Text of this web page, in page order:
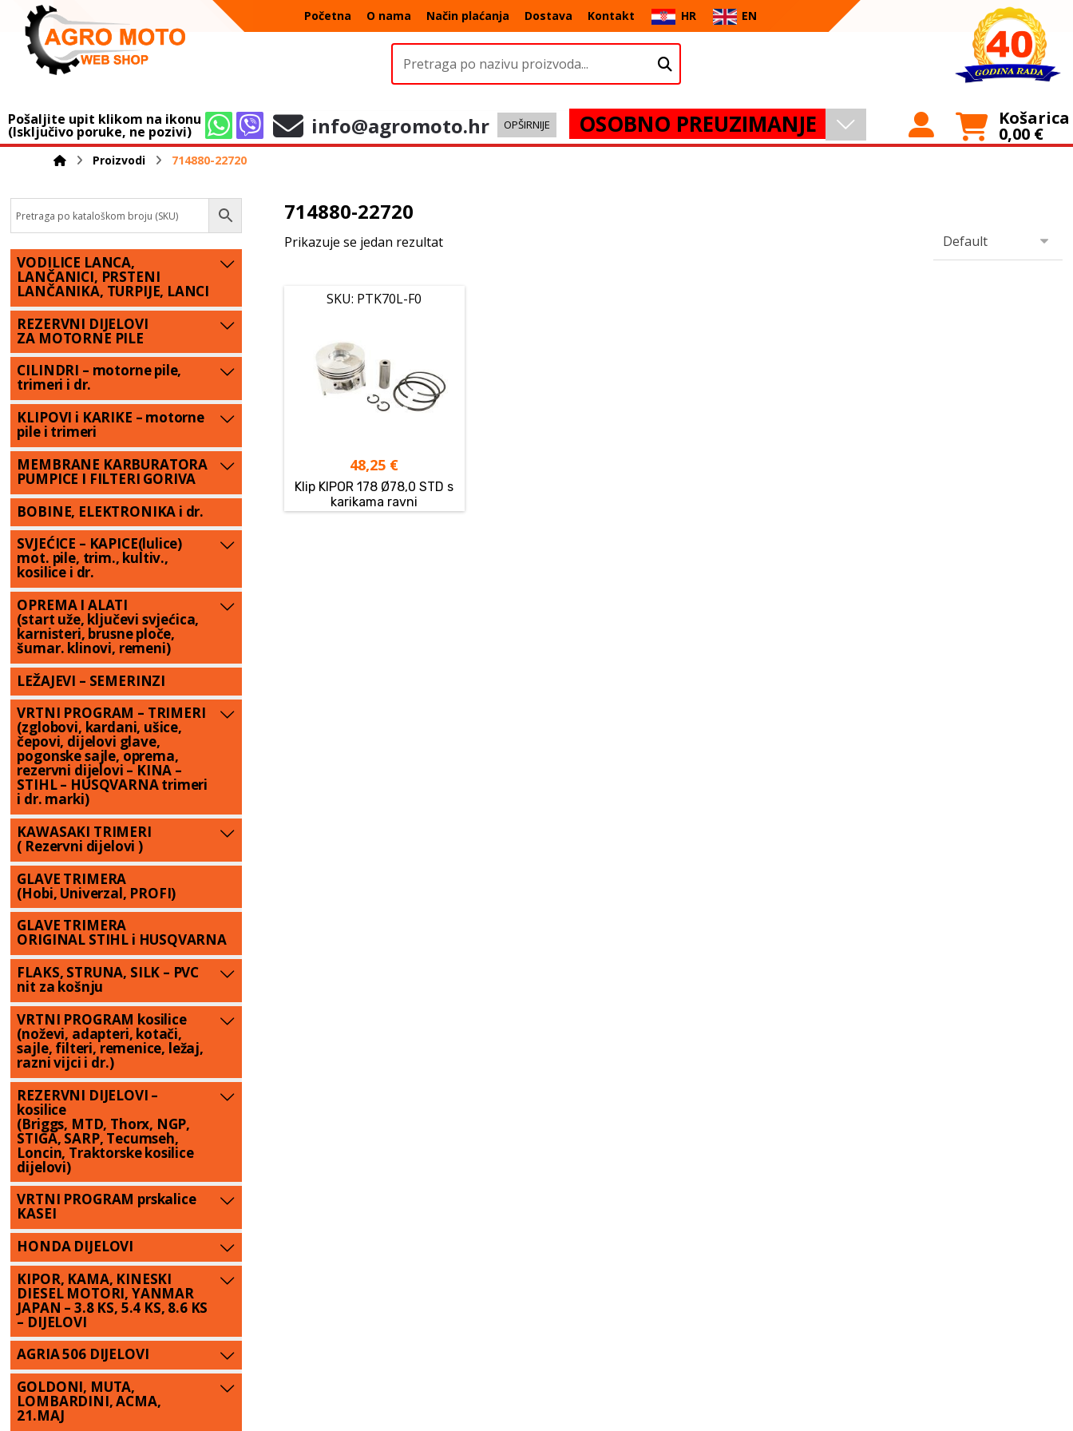
Početna O nama Način plaćanja Dostava Kontakt HR EN
Pošaljite upit klikom na ikonu
(Isključivo poruke, ne pozivi) info@agromoto.hr OPŠIRNIJE OSOBNO PREUZIMANJE Košarica
0,00 €
Proizvodi 714880-22720
714880-22720
Prikazuje se jedan rezultat
SKU: PTK70L-F0
48,25 €
Klip KIPOR 178 Ø78,0 STD s
karikama ravni
VODILICE LANCA,
LANČANICI, PRSTENI
LANČANIKA, TURPIJE, LANCI
REZERVNI DIJELOVI
ZA MOTORNE PILE
CILINDRI – motorne pile,
trimeri i dr.
KLIPOVI i KARIKE – motorne
pile i trimeri
MEMBRANE KARBURATORA
PUMPICE I FILTERI GORIVA
BOBINE, ELEKTRONIKA i dr.
SVJEĆICE – KAPICE(lulice)
mot. pile, trim., kultiv.,
kosilice i dr.
OPREMA I ALATI
(start uže, ključevi svjećica,
karnisteri, brusne ploče,
šumar. klinovi, remeni)
LEŽAJEVI – SEMERINZI
VRTNI PROGRAM – TRIMERI
(zglobovi, kardani, ušice,
čepovi, dijelovi glave,
pogonske sajle, oprema,
rezervni dijelovi – KINA –
STIHL – HUSQVARNA trimeri
i dr. marki)
KAWASAKI TRIMERI
( Rezervni dijelovi )
GLAVE TRIMERA
(Hobi, Univerzal, PROFI)
GLAVE TRIMERA
ORIGINAL STIHL i HUSQVARNA
FLAKS, STRUNA, SILK – PVC
nit za košnju
VRTNI PROGRAM kosilice
(noževi, adapteri, kotači,
sajle, filteri, remenice, ležaj,
razni vijci i dr.)
REZERVNI DIJELOVI –
kosilice
(Briggs, MTD, Thorx, NGP,
STIGA, SARP, Tecumseh,
Loncin, Traktorske kosilice
dijelovi)
VRTNI PROGRAM prskalice
KASEI
HONDA DIJELOVI
KIPOR, KAMA, KINESKI
DIESEL MOTORI, YANMAR
JAPAN – 3.8 KS, 5.4 KS, 8.6 KS
– DIJELOVI
AGRIA 506 DIJELOVI
GOLDONI, MUTA,
LOMBARDINI, ACMA,
21.MAJ